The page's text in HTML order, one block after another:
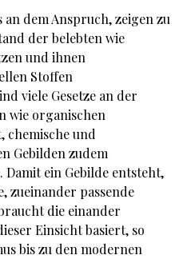
an dem Anspruch, zeigen zu
der belebten wie
und ihnen
Stoffen
viele Gesetze an der
wie organischen
chemische und
Gebilden zudem
ein Gebilde entsteht,
zueinander passende
die einander
Einsicht basiert, so
bis zu den modernen